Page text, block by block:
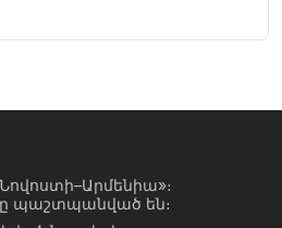
պաշտպանված են։